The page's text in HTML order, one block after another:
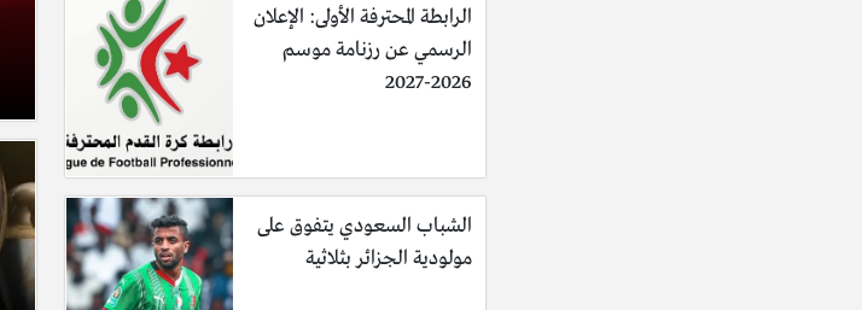
الرابطة المحترفة الأولى: الإعلان
الرسمي عن رزنامة موسم
2026-2027
الشباب السعودي يتفوق على
مولودية الجزائر بثلاثية